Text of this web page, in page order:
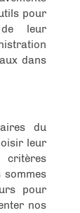
pour
leur
dans
du
leur
sommes
pour
nos